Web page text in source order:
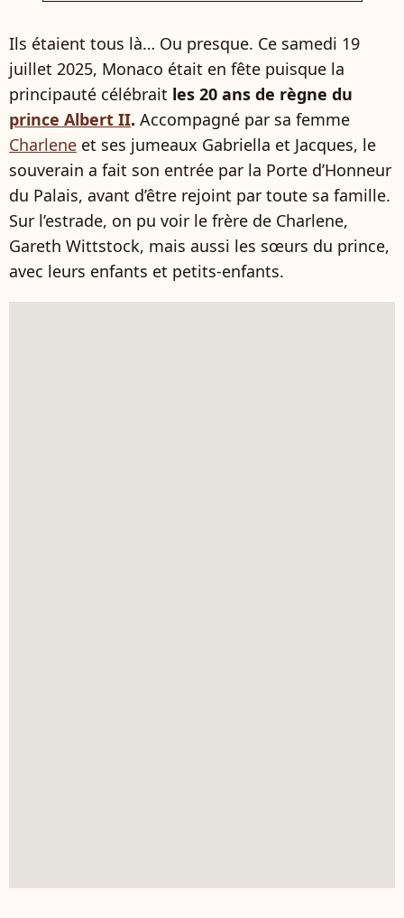
Ils étaient tous là… Ou presque. Ce samedi 19
juillet 2025, Monaco était en fête puisque la
principauté célébrait les 20 ans de règne du
prince Albert II. Accompagné par sa femme
Charlene et ses jumeaux Gabriella et Jacques, le
souverain a fait son entrée par la Porte d’Honneur
du Palais, avant d’être rejoint par toute sa famille.
Sur l’estrade, on pu voir le frère de Charlene,
Gareth Wittstock, mais aussi les sœurs du prince,
avec leurs enfants et petits-enfants.